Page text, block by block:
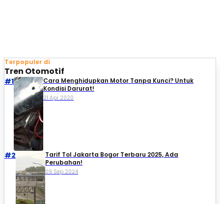
Terpopuler di
Tren Otomotif
#1
Cara Menghidupkan Motor Tanpa Kunci? Untuk
Kondisi Darurat!
21 Apr 2020
#2
Tarif Tol Jakarta Bogor Terbaru 2025, Ada
Perubahan!
09 Sep 2024